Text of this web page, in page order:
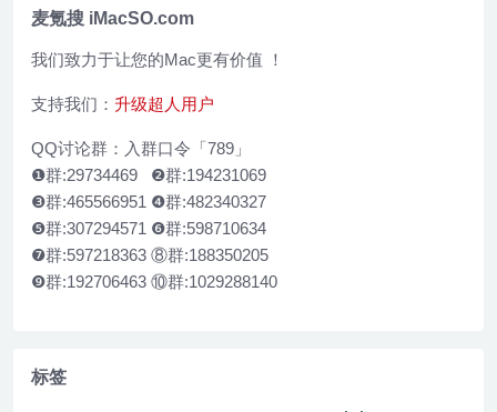
麦氪搜 iMacSO.com
我们致力于让您的Mac更有价值 ！
支持我们： 升级超人用户
QQ讨论群：入群口令「789」
❶群:29734469 ❷群:194231069
❸群:465566951 ❹群:482340327
❺群:307294571 ❻群:598710634
❼群:597218363 ⑧群:188350205
❾群:192706463 ⑩群:1029288140
标签